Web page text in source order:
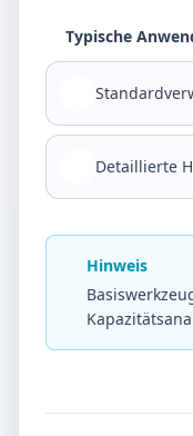
Typische
Detaillierte
Hinweis